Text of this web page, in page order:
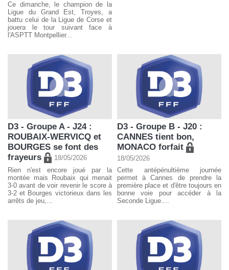
Ce dimanche, le champion de la
Ligue du Grand Est, Troyes, a
battu celui de la Ligue de Corse et
jouera le tour suivant face à
l'ASPTT Montpellier...
D3 - Groupe A - J24 :
ROUBAIX-WERVICQ et
BOURGES se font des
frayeurs
18/05/2026
Rien n'est encore joué par la
montée mais Roubaix qui menait
3-0 avant de voir revenir le score à
3-2 et Bourges victorieux dans les
arrêts de jeu,...
D3 - Groupe B - J20 :
CANNES tient bon,
MONACO forfait
18/05/2026
Cette antépénultième journée
permet à Cannes de prendre la
première place et d'être toujours en
bonne voie pour accéder à la
Seconde Ligue....